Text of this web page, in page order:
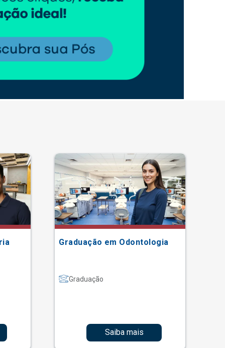
Graduação em Odontologia
Graduação
Saiba mais